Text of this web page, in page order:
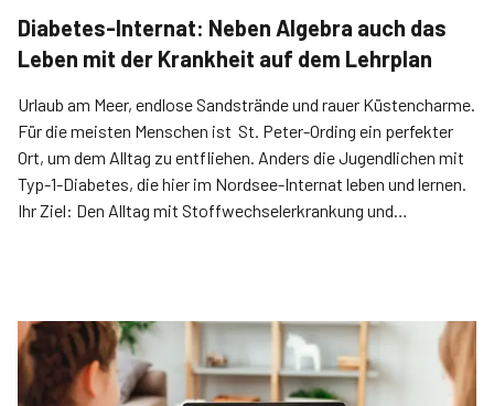
Diabetes-Internat: Neben Algebra auch das
Leben mit der Krankheit auf dem Lehrplan
Urlaub am Meer, endlose Sandstrände und rauer Küstencharme.
Für die meisten Menschen ist ­­ St. Peter-Ording ein perfekter
Ort, um dem Alltag zu entfliehen. Anders die Jugendlichen mit
Typ-1-Diabetes, die hier im Nordsee-Internat leben und lernen.
Ihr Ziel: Den Alltag mit Stoffwechsel­erkrankung und